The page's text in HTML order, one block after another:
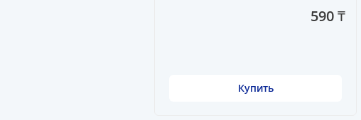
590 ₸
Купить